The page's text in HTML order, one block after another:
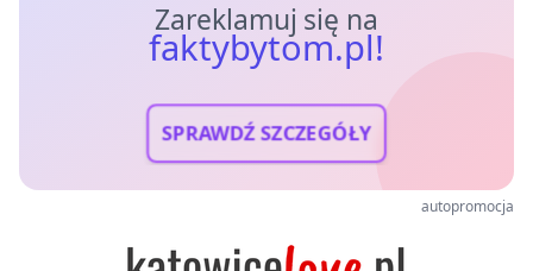
Zareklamuj się na
faktybytom.pl!
SPRAWDŹ SZCZEGÓŁY
autopromocja